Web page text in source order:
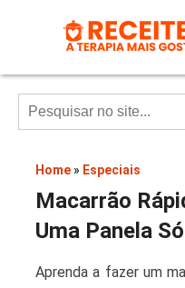
Doces e
Air Fryer
Bolos
Home » Especiais
Macarrão
Uma Panela Só
Aprenda a fazer um